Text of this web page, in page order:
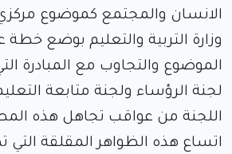
الانسان والمجتمع كموضوع
وزارة التربية والتعليم بوضع
الموضوع والتجاوب مع المبادرة
لجنة الرؤساء ولجنة متابعة
اللجنة من عواقب تجاهل هذه
اتساع هذه الظواهر المقلقة